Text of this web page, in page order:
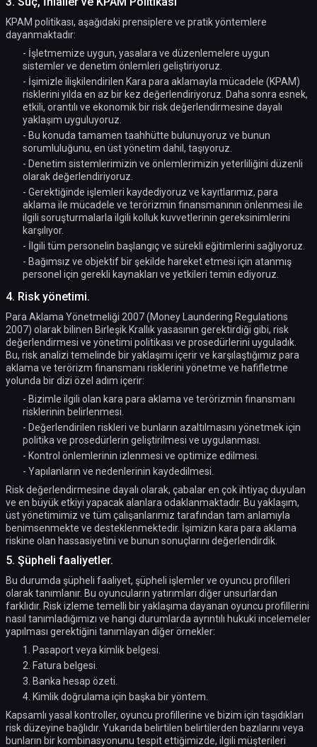
KPAM politikası, aşağıdaki prensiplere ve pratik yöntemlere
dayanmaktadır:
- İşletmemize uygun, yasalara ve düzenlemelere uygun
sistemler ve denetim önlemleri geliştiriyoruz.
- İşimizle ilişkilendirilen Kara para aklamayla mücadele (KPAM)
risklerini yılda en az bir kez değerlendiriyoruz. Daha sonra esnek,
etkili, orantılı ve ekonomik bir risk değerlendirmesine dayalı
yaklaşım uyguluyoruz.
- Bu konuda tamamen taahhütte bulunuyoruz ve bunun
sorumluluğunu, en üst yönetim dahil, taşıyoruz.
- Denetim sistemlerimizin ve önlemlerimizin yeterliliğini düzenli
olarak değerlendiriyoruz.
- Gerektiğinde işlemleri kaydediyoruz ve kayıtlarımız, para
aklama ile mücadele ve terörizmin finansmanının önlenmesi ile
ilgili soruşturmalarla ilgili kolluk kuvvetlerinin gereksinimlerini
karşılıyor.
- İlgili tüm personelin başlangıç ve sürekli eğitimlerini sağlıyoruz.
- Bağımsız ve objektif bir şekilde hareket etmesi için atanmış
personel için gerekli kaynakları ve yetkileri temin ediyoruz.
4. Risk yönetimi.
Para Aklama Yönetmeliği 2007 (Money Laundering Regulations
2007) olarak bilinen Birleşik Krallık yasasının gerektirdiği gibi, risk
değerlendirmesi ve yönetimi politikası ve prosedürlerini uyguladık.
Bu, risk analizi temelinde bir yaklaşımı içerir ve karşılaştığımız para
aklama ve terörizm finansmanı risklerini yönetme ve hafifletme
yolunda bir dizi özel adım içerir:
- Bizimle ilgili olan kara para aklama ve terörizmin finansmanı
risklerinin belirlenmesi.
- Değerlendirilen riskleri ve bunların azaltılmasını yönetmek için
politika ve prosedürlerin geliştirilmesi ve uygulanması.
- Kontrol önlemlerinin izlenmesi ve optimize edilmesi.
- Yapılanların ve nedenlerinin kaydedilmesi.
Risk değerlendirmesine dayalı olarak, çabalar en çok ihtiyaç duyulan
ve en büyük etkiyi yapacak alanlara odaklanmaktadır. Bu yaklaşım,
üst yönetimimiz ve tüm çalışanlarımız tarafından tam anlamıyla
benimsenmekte ve desteklenmektedir. İşimizin kara para aklama
riskine olan hassasiyetini ve bunun sonuçlarını değerlendirdik.
5. Şüpheli faaliyetler.
Bu durumda şüpheli faaliyet, şüpheli işlemler ve oyuncu profilleri
olarak tanımlanır. Bu oyuncuların yatırımları diğer unsurlardan
farklıdır. Risk izleme temelli bir yaklaşıma dayanan oyuncu profillerini
nasıl tanımladığımızı ve hangi durumlarda ayrıntılı hukuki incelemeler
yapılması gerektiğini tanımlayan diğer örnekler:
1. Pasaport veya kimlik belgesi.
2. Fatura belgesi.
3. Banka hesap özeti.
4. Kimlik doğrulama için başka bir yöntem.
Kapsamlı yasal kontroller, oyuncu profillerine ve bizim için taşıdıkları
risk düzeyine bağlıdır. Yukarıda belirtilen belirtilerden bazılarını veya
bunların bir kombinasyonunu tespit ettiğimizde, ilgili müşterileri